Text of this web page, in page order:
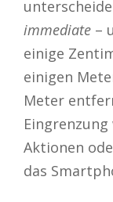
immediate –
einige
einigen
Meter
Aktionen
das